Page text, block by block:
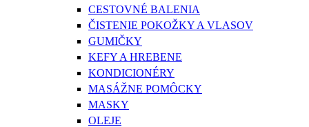
CESTOVNÉ BALENIA
ČISTENIE POKOŽKY A VLASOV
GUMIČKY
KEFY A HREBENE
KONDICIONÉRY
MASÁŽNE POMÔCKY
MASKY
OLEJE